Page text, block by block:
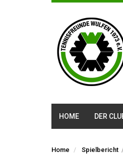
HOME DER
Home Spielbericht